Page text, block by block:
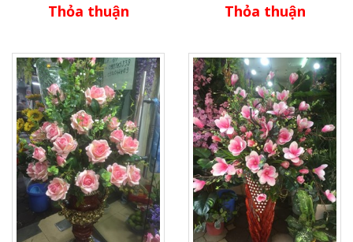
Thỏa thuận Thỏa thuận